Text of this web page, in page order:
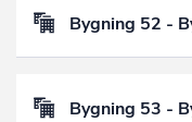
Bygning 52 -
Bygning 53 -